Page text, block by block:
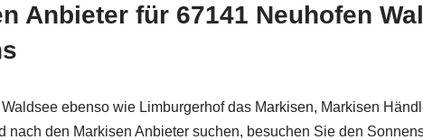
Anbieter für 67141 Neuhofen
ebenso wie Limburgerhof das Markisen, Markisen
nach den Markisen Anbieter suchen, besuchen Sie den